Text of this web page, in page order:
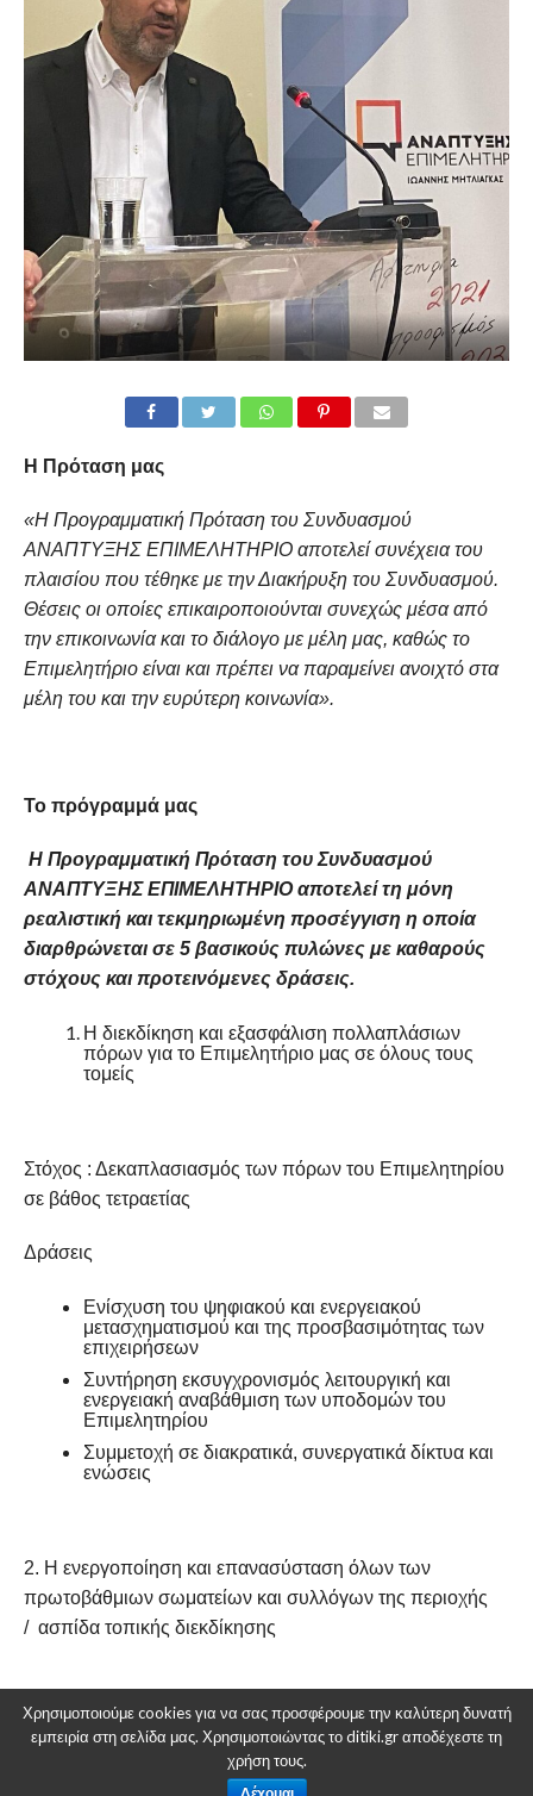
Η Πρόταση μας
«H Προγραμματική Πρόταση του Συνδυασμού
AΝΑΠΤΥΞΗΣ ΕΠΙΜΕΛΗΤΗΡΙΟ αποτελεί συνέχεια του
πλαισίου που τέθηκε με την Διακήρυξη του Συνδυασμού.
Θέσεις οι οποίες επικαιροποιούνται συνεχώς μέσα από
την επικοινωνία και το διάλογο με μέλη μας, καθώς το
Επιμελητήριο είναι και πρέπει να παραμείνει ανοιχτό στα
μέλη του και την ευρύτερη κοινωνία».
Το πρόγραμμά μας
H Προγραμματική Πρόταση του Συνδυασμού
AΝΑΠΤΥΞΗΣ ΕΠΙΜΕΛΗΤΗΡΙΟ αποτελεί τη μόνη
ρεαλιστική και τεκμηριωμένη προσέγγιση η οποία
διαρθρώνεται σε 5 βασικούς πυλώνες με καθαρούς
στόχους και προτεινόμενες δράσεις.
Η διεκδίκηση και εξασφάλιση πολλαπλάσιων
πόρων για το Επιμελητήριο μας σε όλους τους
τομείς
Στόχος : Δεκαπλασιασμός των πόρων του Επιμελητηρίου
σε βάθος τετραετίας
Δράσεις
Ενίσχυση του ψηφιακού και ενεργειακού
μετασχηματισμού και της προσβασιμότητας των
επιχειρήσεων
Συντήρηση εκσυγχρονισμός λειτουργική και
ενεργειακή αναβάθμιση των υποδομών του
Επιμελητηρίου
Συμμετοχή σε διακρατικά, συνεργατικά δίκτυα και
ενώσεις
2. Η ενεργοποίηση και επανασύσταση όλων των
πρωτοβάθμιων σωματείων και συλλόγων της περιοχής
/ ασπίδα τοπικής διεκδίκησης
Στόχος : Η διαμόρφωση ασπίδας τοπικής διεκδίκησης
Χρησιμοποιούμε cookies για να σας προσφέρουμε την καλύτερη δυνατή
εμπειρία στη σελίδα μας. Χρησιμοποιώντας το ditiki.gr αποδέχεστε τη
χρήση τους.